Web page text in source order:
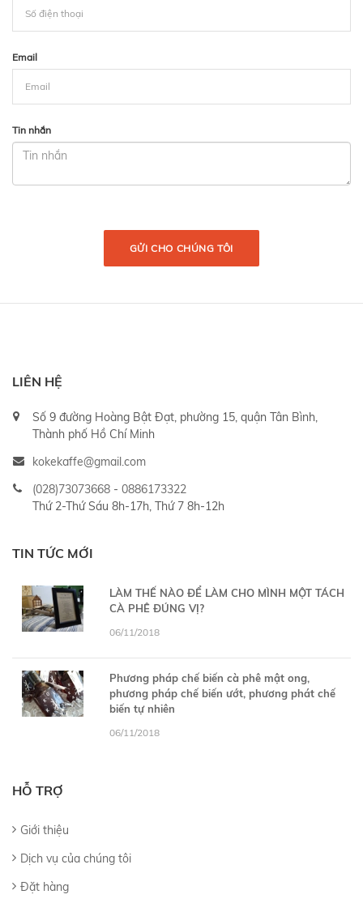
Email
Tin nhắn
GỬI CHO CHÚNG TÔI
LIÊN HỆ
Số 9 đường Hoàng Bật Đạt, phường 15, quận Tân Bình,
Thành phố Hồ Chí Minh
kokekaffe@gmail.com
(028)73073668 - 0886173322
Thứ 2-Thứ Sáu 8h-17h, Thứ 7 8h-12h
TIN TỨC MỚI
LÀM THẾ NÀO ĐỂ LÀM CHO MÌNH MỘT TÁCH
CÀ PHÊ ĐÚNG VỊ?
06/11/2018
Phương pháp chế biến cà phê mật ong,
phương pháp chế biến ướt, phương phát chế
biến tự nhiên
06/11/2018
HỖ TRỢ
Giới thiệu
Dịch vụ của chúng tôi
Đặt hàng